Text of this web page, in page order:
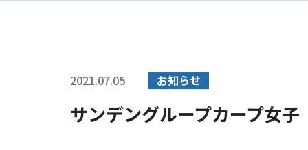
2021.07.05 お知らせ
サンデングループカープ女子